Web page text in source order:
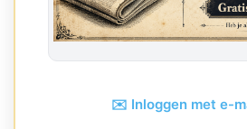
✉️ Inloggen met e-